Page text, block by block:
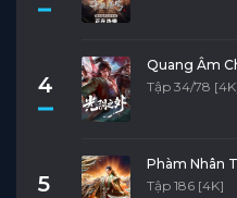
4
Quang Âm
Tập 34/78
5
Phàm Nhân
Tập 186 [4K]